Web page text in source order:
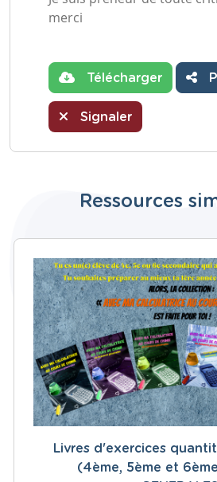
merci
Télécharger
Signaler
Ressources
Livres d'exercices
(4ème, 5ème et 6ème